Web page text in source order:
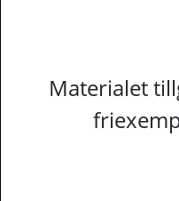
Materialet